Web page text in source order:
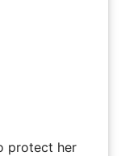
protect her